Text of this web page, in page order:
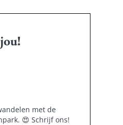
met de
😍 Schrijf ons!